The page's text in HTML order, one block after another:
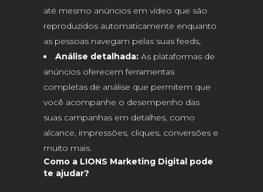
até mesmo anúncios em vídeo que são
reproduzidos automaticamente enquanto
as pessoas navegam pelas suas feeds,
Análise detalhada: As plataformas de
anúncios oferecem ferramentas
completas de análise que permitem que
você acompanhe o desempenho das
suas campanhas em detalhes, como
alcance, impressões, cliques, conversões e
muito mais.
Como a LIONS Marketing Digital pode
te ajudar?